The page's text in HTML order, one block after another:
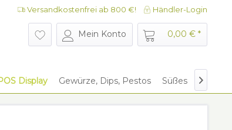
Versandkostenfrei ab 800 €! Händler-Login
Mein Konto 0,00 € *
Display Gewürze, Dips, Pestos Süßes Give
